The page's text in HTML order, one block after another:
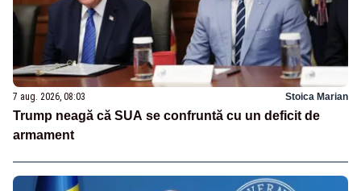
7 aug. 2026, 08:03 Stoica Marian
Trump neagă că SUA se confruntă cu un deficit de
armament